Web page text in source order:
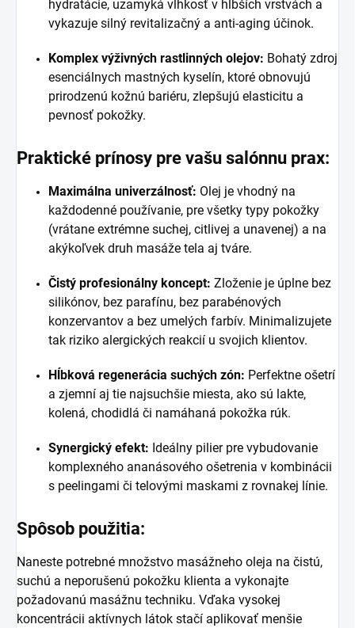
hydratácie, uzamyká vlhkosť v hlbších vrstvách a
vykazuje silný revitalizačný a anti-aging účinok.
Komplex výživných rastlinných olejov: Bohatý zdroj
esenciálnych mastných kyselín, ktoré obnovujú
prirodzenú kožnú bariéru, zlepšujú elasticitu a
pevnosť pokožky.
Praktické prínosy pre vašu salónnu prax:
Maximálna univerzálnosť: Olej je vhodný na
každodenné používanie, pre všetky typy pokožky
(vrátane extrémne suchej, citlivej a unavenej) a na
akýkoľvek druh masáže tela aj tváre.
Čistý profesionálny koncept: Zloženie je úplne bez
silikónov, bez parafínu, bez parabénových
konzervantov a bez umelých farbív. Minimalizujete
tak riziko alergických reakcií u svojich klientov.
Hĺbková regenerácia suchých zón: Perfektne ošetrí
a zjemní aj tie najsuchšie miesta, ako sú lakte,
kolená, chodidlá či namáhaná pokožka rúk.
Synergický efekt: Ideálny pilier pre vybudovanie
komplexného ananásového ošetrenia v kombinácii
s peelingami či telovými maskami z rovnakej línie.
Spôsob použitia:
Naneste potrebné množstvo masážneho oleja na čistú,
suchú a neporušenú pokožku klienta a vykonajte
požadovanú masážnu techniku. Vďaka vysokej
koncentrácii aktívnych látok stačí aplikovať menšie